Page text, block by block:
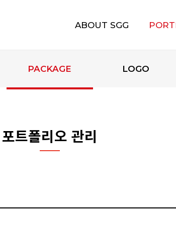
ABOUT SGG
PACKAGE LOGO
포트폴리오 관리